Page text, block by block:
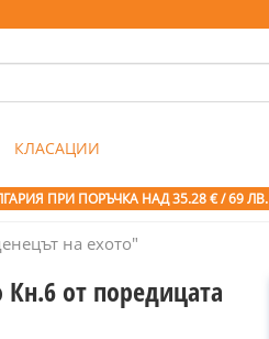
КЛАСАЦИИ
ПРИ ПОРЪЧКА НАД 35.28 € / 69 ЛВ.
на ехото"
Кн.6 от поредицата